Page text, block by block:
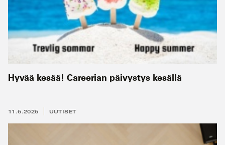
Hyvää kesää! Careerian päivystys kesällä
11.6.2026 UUTISET